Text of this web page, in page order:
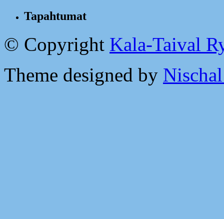
Tapahtumat
© Copyright Kala-Taival
Theme designed by